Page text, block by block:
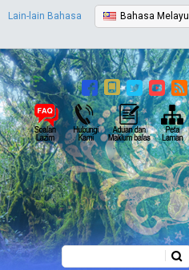
Bahasa Melayu
Lain-lain Bahasa